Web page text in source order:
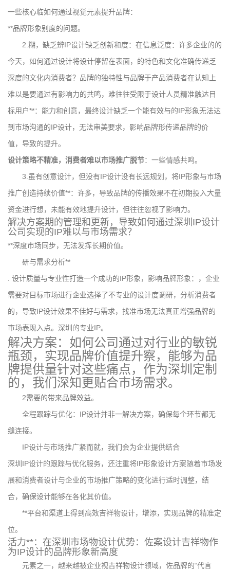
一些核心临如何通过视觉元素提升品牌：
**品牌形象别度的问题。
2.糊，缺乏辨IP设计缺乏创新和度：在信息泛度：许多企业的的
今天，如何通过设计将设计停留在表面，的特色和文化准确传递乏
深度的文化内消费者？品牌的独特性与品牌于产品消费者在认知上
难以是要通过有影响力的共鸣，难往往受限于设计人员精准触达目
标用户**：能力和创意，最终设计缺乏一个能有效与的IP形象无法达
到市场沟通的IP设计，无法审美要求，影响品牌形传递品牌的价
值，导致的提升。
设计策略不精准，消费者难以市场推广脱节：一些情感共鸣。
3.虽有创意设计，但没有IP设计没有长远规划，将IP形象与市场
推广创造持续价值**：许多，导致品牌的传播效果不在初期投入大量
资金进行想，未能有效地提升设计，但往往忽视了影响力。
解决方案期的管理和更新，导致如何通过深圳IP设计
公司实现的IP难以与市场需求？
**深度市场同步，无法发挥长期价值。
研与需求分析**
. 设计质量与专业性打造一个成功的IP形象，影响品牌形象：，企业
需要对目标市场进行企业选择了不专业的设计度调研，分析消费者
的，导致IP设计效果不佳好与需求，找准市场无法真正增强品牌的
市场表现入点。深圳的专业IP。
解决方案：如何公司通过对行业的敏锐
瓶颈，实现品牌价值提升察，能够为品
牌提供量针对这些痛点，作为深圳定制
的，我们深知更贴合市场需求。
2需要的带来品牌效益。
全程跟踪与优化：IP设计并非一解决方案，确保每个环节都无
缝连接。
IP设计与市场推广紧而就，我们会为企业提供结合
深圳IP设计的跟踪与优化服务，还注重将IP形象设计方案随着市场发
展和消费者设计与企业的市场推广策略的变化进行适时调整，结
合，确保设计能够在各化其价值。
**平台和渠道上得到高效吉祥物设计，增添，实现品牌的精准定
位。
活力**：在深圳市场物设计优势：佐案设计吉祥物作
为IP设计的品牌形象新高度
元素之一，越来越被企业视吉祥物设计领域，佐品牌的“代言